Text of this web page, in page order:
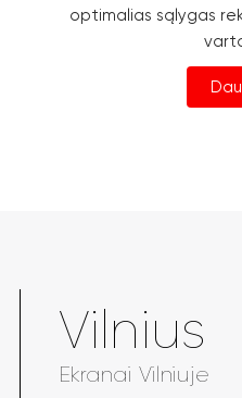
optimalias sąlygas
Vilnius
Ekranai Vilniuje